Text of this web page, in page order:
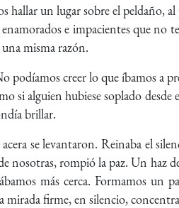
hallar un lugar sobre el peldaño,
e impacientes que
misma razón.
creer lo que íbamos a
si alguien hubiese soplado desde
brillar.
se levantaron. Reinaba el
nosotras, rompió la paz. Un haz
más cerca. Formamos un
firme, en silencio,